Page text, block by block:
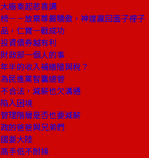
廠奏起悲喜調
－－放棄尊嚴驕傲，神達贏回面子裡子
，仁寶一戰成功
資債券越有利
政部一個人的事
半的收入補繳贈與稅？
民進黨智囊總管
合法，減薪也欠溝通
入困境
理階層是否也要減薪
的爸爸與兄弟們
要大陸
手低不耐操